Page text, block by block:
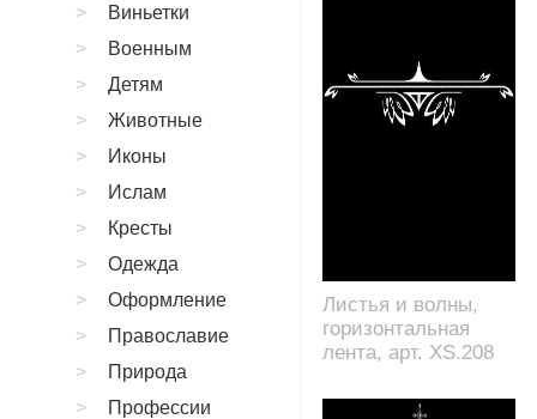
Листья и волны,
горизонтальная
лента, арт. XS.208
Виньетки
Военным
Детям
Животные
Иконы
Ислам
Кресты
Одежда
Оформление
Православие
Природа
Профессии